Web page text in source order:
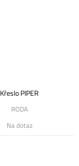
Křeslo PIPER
RODA
Na dotaz